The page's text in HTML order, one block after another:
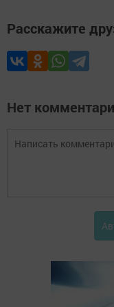
Расскажите
Нет